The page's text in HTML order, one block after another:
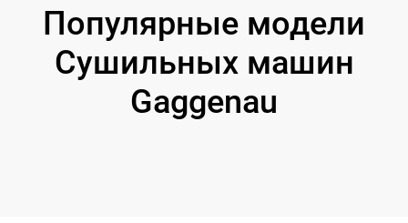
Популярные модели
Сушильных машин
Gaggenau